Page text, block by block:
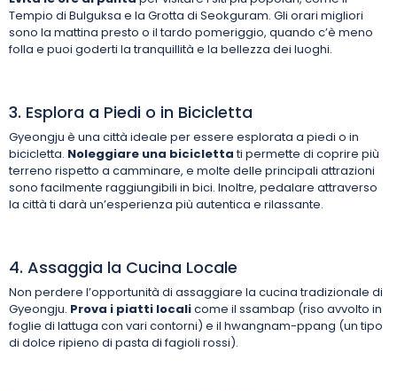
Tempio di Bulguksa e la Grotta di Seokguram. Gli orari migliori
sono la mattina presto o il tardo pomeriggio, quando c’è meno
folla e puoi goderti la tranquillità e la bellezza dei luoghi.
3. Esplora a Piedi o in Bicicletta
Gyeongju è una città ideale per essere esplorata a piedi o in
bicicletta. Noleggiare una biciclettati permette di coprire più
terreno rispetto a camminare, e molte delle principali attrazioni
sono facilmente raggiungibili in bici. Inoltre, pedalare attraverso
la città ti darà un’esperienza più autentica e rilassante.
4. Assaggia la Cucina Locale
Non perdere l’opportunità di assaggiare la cucina tradizionale di
Gyeongju. Prova i piatti localicome il ssambap (riso avvolto in
foglie di lattuga con vari contorni) e il hwangnam-ppang (un tipo
di dolce ripieno di pasta di fagioli rossi).